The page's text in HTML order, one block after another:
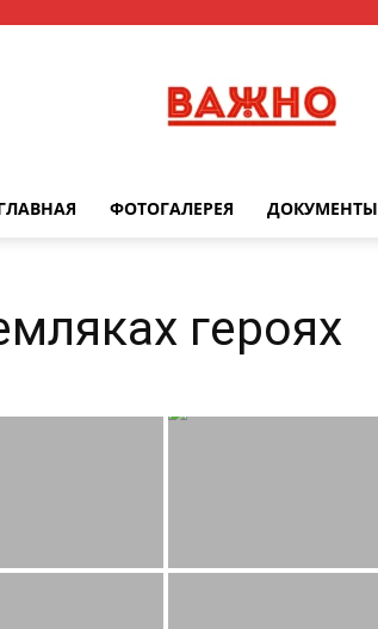
Важно
ФОТОГАЛЕРЕЯ ДОКУМЕНТЫ
героях